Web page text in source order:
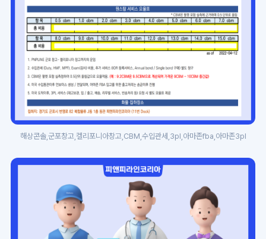
해상콘솔,군포창고,켈리포니아창고,CBM,수입관세,3pl,아마존fba,아마존3pl